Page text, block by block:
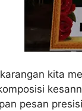
kita
pesan